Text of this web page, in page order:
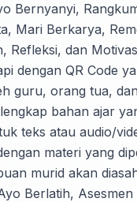
Bernyanyi,
Mari Berkarya,
Refleksi, dan
guru, orang tua,
bahan ajar
teks atau audio/
materi yang
Berlatih,